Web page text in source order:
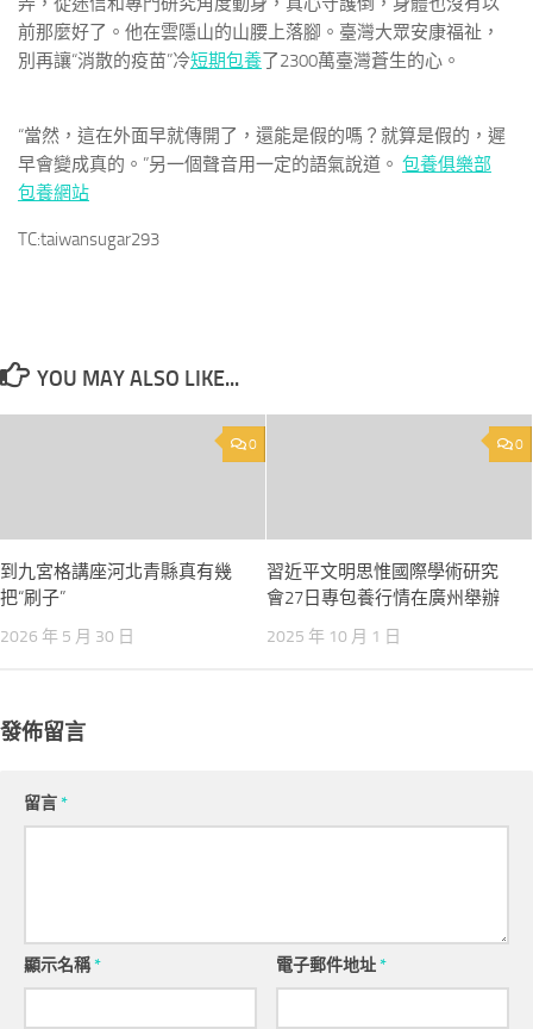
前那麼好了。他在雲隱山的山腰上落腳。臺灣大眾安康福祉，
別再讓“消散的疫苗”冷短期包養了2300萬臺灣蒼生的心。
“當然，這在外面早就傳開了，還能是假的嗎？就算是假的，遲
早會變成真的。”另一個聲音用一定的語氣說道。 包養俱樂部
包養網站
TC:taiwansugar293
YOU MAY ALSO LIKE...
0
到九宮格講座河北青縣真有幾
把“刷子”
2026 年 5 月 30 日
0
習近平文明思惟國際學術研究
會27日專包養行情在廣州舉辦
2025 年 10 月 1 日
發佈留言
留言*
顯示名稱* 電子郵件地址*